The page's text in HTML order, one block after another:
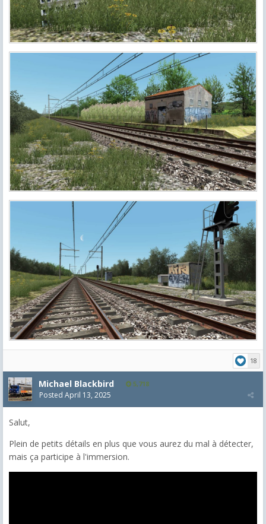
18
Michael Blackbird 5,718
Posted April 13, 2025
Salut,
Plein de petits détails en plus que vous aurez du mal à détecter,
mais ça participe à l'immersion.